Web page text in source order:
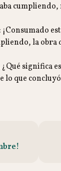
la obra
¿Qué significa
lo que